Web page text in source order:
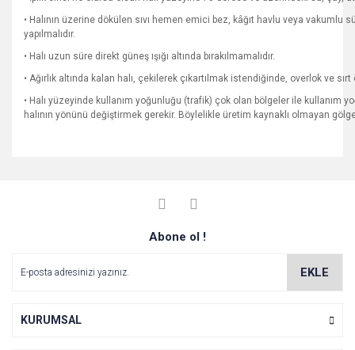
• Halının üzerine dökülen sıvı hemen emici bez, kâğıt havlu veya
yapılmalıdır.
• Halı uzun süre direkt güneş ışığı altında bırakılmamalıdır.
• Ağırlık altında kalan halı, çekilerek çıkartılmak istendiğinde, overlok ve
• Halı yüzeyinde kullanım yoğunluğu (trafik) çok olan bölgeler ile kullanım
halının yönünü değiştirmek gerekir. Böylelikle üretim kaynaklı olmayan
Yorum Yaz
Soru Sor
Görüş ve önerileriniz için teşekkür ederiz.
Ürün açıklamasında eksik bilgiler bulunuyor.
Ürün fiyatı diğer sitelerden daha pahalı.
Abone ol !
EKLE
KURUMSAL